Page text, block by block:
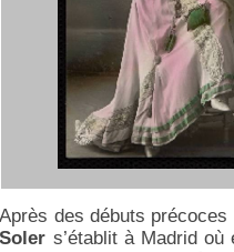
Après des débuts
Soler s’établit à Madrid